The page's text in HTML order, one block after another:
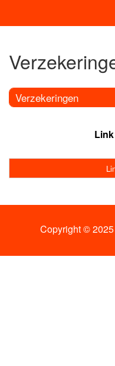
Verzekeringen
Copyright ©